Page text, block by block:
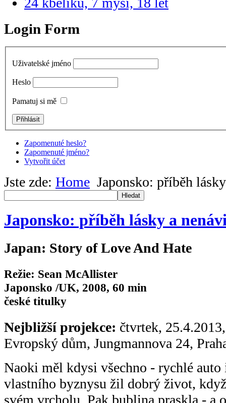
Login Form
Uživatelské jméno
Heslo
Pamatuj si mě
Zapomenuté heslo?
Zapomenuté jméno?
Vytvořit účet
Jste zde: Home Japonsko: příběh
Hledat
Japonsko: příběh lásky a
Japan: Story of Love And Hate
Režie: Sean McAllister
Japonsko /UK, 2008, 60 min
české titulky
Nejbližší projekce: čtvrtek,
Evropský dům, Jungmannova 24,
Naoki měl kdysi všechno - rychlé
vlastního byznysu žil dobrý život,